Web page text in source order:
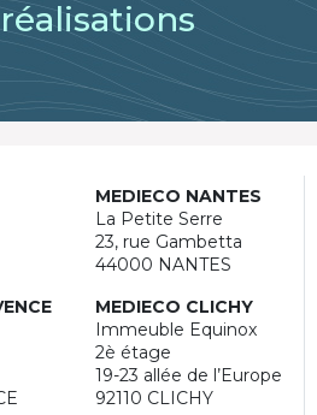
MEDIECO NANTES
La Petite Serre
23, rue Gambetta
44000 NANTES
MEDIECO CLICHY
Immeuble Equinox
2è étage
19-23 allée de l’Europe
92110 CLICHY